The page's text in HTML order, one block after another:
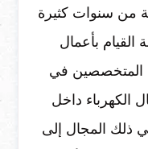
من سنوات كثيرة
القيام بأعمال
المتخصصين في
الكهرباء داخل
في ذلك المجال إلى